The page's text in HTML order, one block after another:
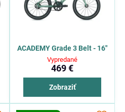
ACADEMY Grade 3 Belt - 16"
Vypredané
469 €
Zobraziť